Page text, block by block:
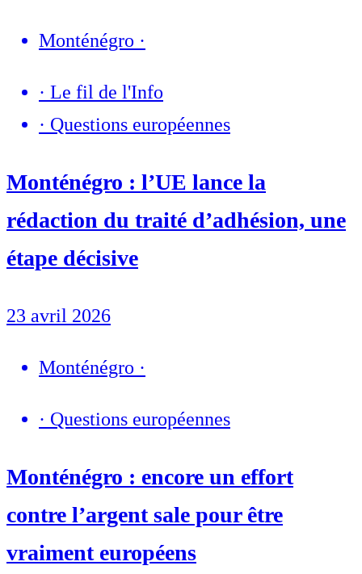
Monténégro ·
· Le fil de l'Info
· Questions européennes
Monténégro : l’UE lance la
rédaction du traité d’adhésion, une
étape décisive
23 avril 2026
Monténégro ·
· Questions européennes
Monténégro : encore un effort
contre l’argent sale pour être
vraiment européens